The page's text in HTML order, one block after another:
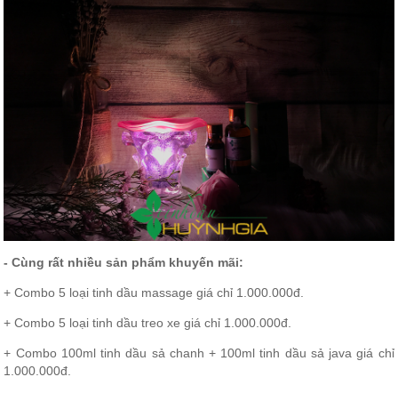
- Cùng rất nhiều sản phẩm khuyến mãi:
+ Combo 5 loại tinh dầu massage giá chỉ 1.000.000đ.
+ Combo 5 loại tinh dầu treo xe giá chỉ 1.000.000đ.
+ Combo 100ml tinh dầu sả chanh + 100ml tinh dầu sả java giá chỉ
1.000.000đ.